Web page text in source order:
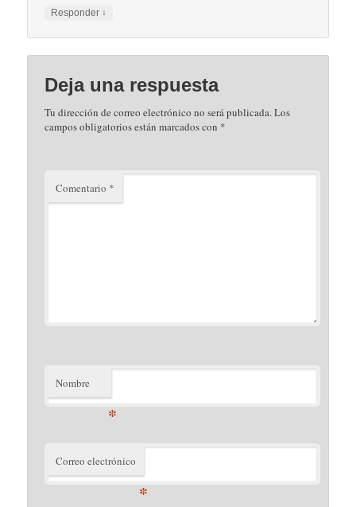
Responder ↓
Deja una respuesta
Tu dirección de correo electrónico no será publicada. Los
campos obligatorios están marcados con *
Comentario *
Nombre
*
Correo electrónico
*